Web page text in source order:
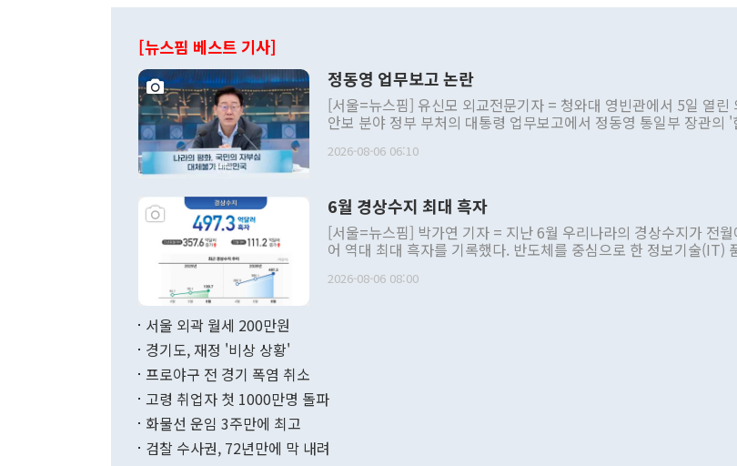
[뉴스핌 베스트 기사]
정동영 업무보고 논란
[서울=뉴스핌] 유신모 외교전문기자 = 청와대 영빈관에서 5일 열린
안보 분야 정부 부처의 대통령 업무보고에서 정동영 통일부 장관의 '
발언 중에는 정부 내 조율을 거치지 않은 사안을 정책으로 추진하겠다
주의적 희망에 근거한 비현실적 구상'이라는 비판을 내놨다. 그동안
관의 대북 정책 관련 발언이 물의를 빚은 적은 여러 번 있지만 대통령
관 부처 장관이 공개적으로 부정적 입장을 표명한 것은 이례적이다.
관의 무리한 대북 접근법과 월권을 제어해야 한다는 목소리도 높아지
다. [정동영 통일부 장관이 지난달 23일 오후 서울 종로구 정부서울청사에
무너졌다고도 했다. 또 "현 시점에서 흘러간 선(先)비핵화만 되뇌는
함께 4자 대화의 동력을 확보하기 위해 최선을 다할 것"이라고 말했
2026-08-06 06:10
6월 경상수지 최대 흑자
[서울=뉴스핌] 박가연 기자 = 지난 6월 우리나라의 경상수지가 전월
어 역대 최대 흑자를 기록했다. 반도체를 중심으로 한 정보기술(IT)
료=한국은행] 한국은행이 6일 발표한 '2026년 6월 국제수지(잠정)'에 따르
며 월간 기준 처음으로 1000억달러를 넘어섰다. 상품수입은 644억
196.9% 급증했고 컴퓨터·주변기기(SSD)는 282.7% 증가했다. IT 품
수출은 160.4% 늘었으며 비IT 품목도 ▲석유제품(47.5%) ▲화공품
2026-08-06 08:00
서울 외곽 월세 200만원
경기도, 재정 '비상 상황'
프로야구 전 경기 폭염 취소
고령 취업자 첫 1000만명 돌파
화물선 운임 3주만에 최고
검찰 수사권, 72년만에 막 내려